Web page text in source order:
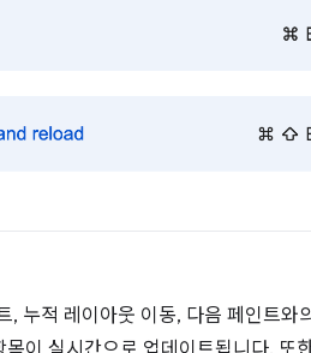
누적 레이아웃 이동, 다음 페인트와